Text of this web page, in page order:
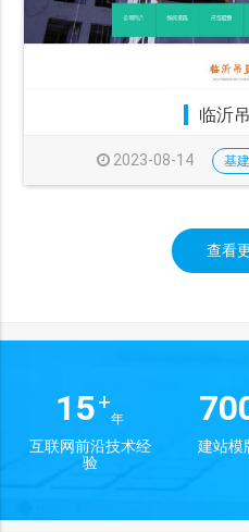
临沂
2023-08-14 基
查看
15+
年
互联网前沿技术经
验
建站模